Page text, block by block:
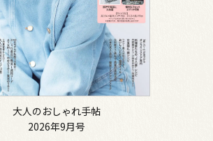
大人のおしゃれ手帖
2026年9月号